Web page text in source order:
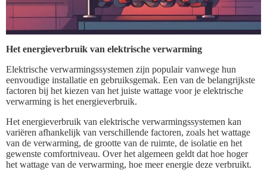
Het energieverbruik van elektrische verwarming
Elektrische verwarmingssystemen zijn populair vanwege hun
eenvoudige installatie en gebruiksgemak. Een van de belangrijkste
factoren bij het kiezen van het juiste wattage voor je elektrische
verwarming is het energieverbruik.
Het energieverbruik van elektrische verwarmingssystemen kan
variëren afhankelijk van verschillende factoren, zoals het wattage
van de verwarming, de grootte van de ruimte, de isolatie en het
gewenste comfortniveau. Over het algemeen geldt dat hoe hoger
het wattage van de verwarming, hoe meer energie deze verbruikt.